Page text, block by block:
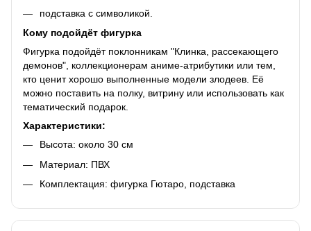
подставка с символикой.
Кому подойдёт фигурка
Фигурка подойдёт поклонникам "Клинка, рассекающего
демонов", коллекционерам аниме-атрибутики или тем,
кто ценит хорошо выполненные модели злодеев. Её
можно поставить на полку, витрину или использовать как
тематический подарок.
Характеристики:
Высота: около 30 см
Материал: ПВХ
Комплектация: фигурка Гютаро, подставка